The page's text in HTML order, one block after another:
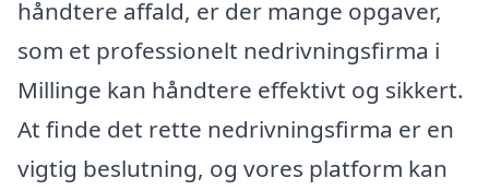
håndtere affald, er der mange opgaver,
som et professionelt nedrivningsfirma i
Millinge kan håndtere effektivt og sikkert.
At finde det rette nedrivningsfirma er en
vigtig beslutning, og vores platform kan